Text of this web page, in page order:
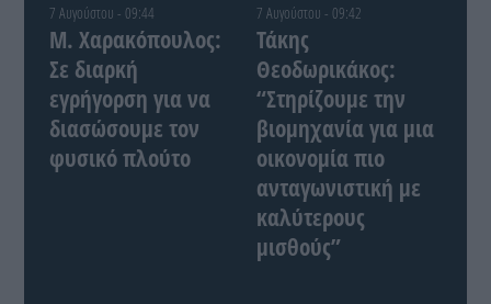
7 Αυγούστου - 09:44
Μ. Χαρακόπουλος:
Σε διαρκή
εγρήγορση για να
διασώσουμε τον
φυσικό πλούτο
7 Αυγούστου - 09:42
Τάκης
Θεοδωρικάκος:
“Στηρίζουμε την
βιομηχανία για μια
οικονομία πιο
ανταγωνιστική με
καλύτερους
μισθούς”